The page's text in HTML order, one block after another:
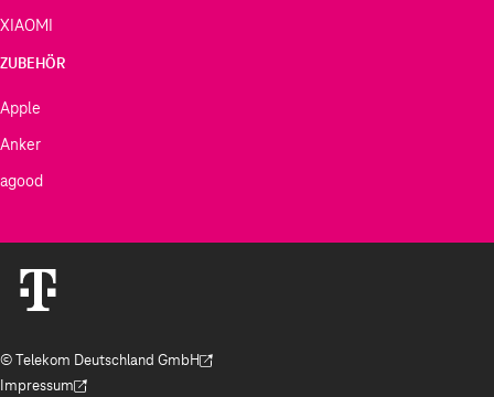
XIAOMI
ZUBEHÖR
Apple
Anker
agood
© Telekom Deutschland GmbH
(Der Link wird in einem neuen Tab geöffnet)
Impressum